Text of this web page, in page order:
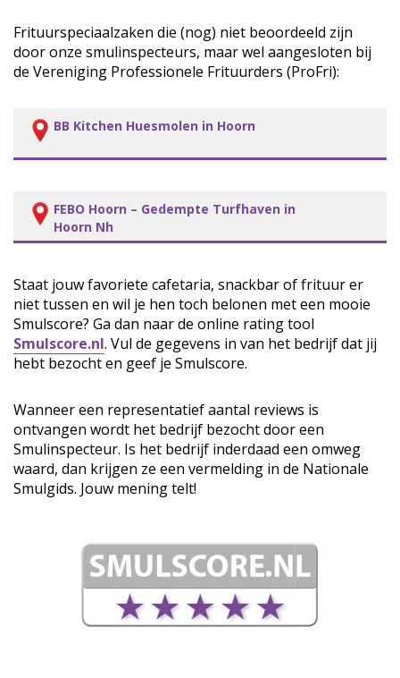
Frituurspeciaalzaken die (nog) niet beoordeeld zijn
door onze smulinspecteurs, maar wel aangesloten bij
de Vereniging Professionele Frituurders (ProFri):
BB Kitchen Huesmolen in Hoorn
FEBO Hoorn – Gedempte Turfhaven in
Hoorn Nh
Staat jouw favoriete cafetaria, snackbar of frituur er
niet tussen en wil je hen toch belonen met een mooie
Smulscore? Ga dan naar de online rating tool
Smulscore.nl. Vul de gegevens in van het bedrijf dat jij
hebt bezocht en geef je Smulscore.
Wanneer een representatief aantal reviews is
ontvangen wordt het bedrijf bezocht door een
Smulinspecteur. Is het bedrijf inderdaad een omweg
waard, dan krijgen ze een vermelding in de Nationale
Smulgids. Jouw mening telt!